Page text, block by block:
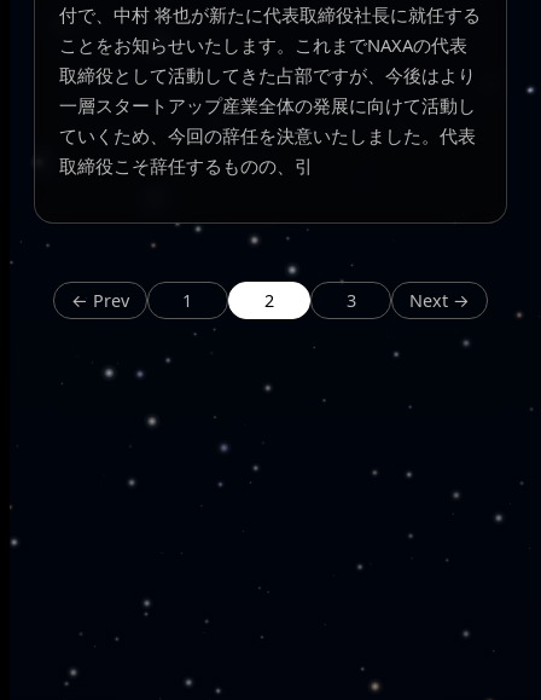
付で、中村 将也が新たに代表取締役社長に就任する
ことをお知らせいたします。これまでNAXAの代表
取締役として活動してきた占部ですが、今後はより
一層スタートアップ産業全体の発展に向けて活動し
ていくため、今回の辞任を決意いたしました。代表
取締役こそ辞任するものの、引
← Prev 1 2 3 Next →